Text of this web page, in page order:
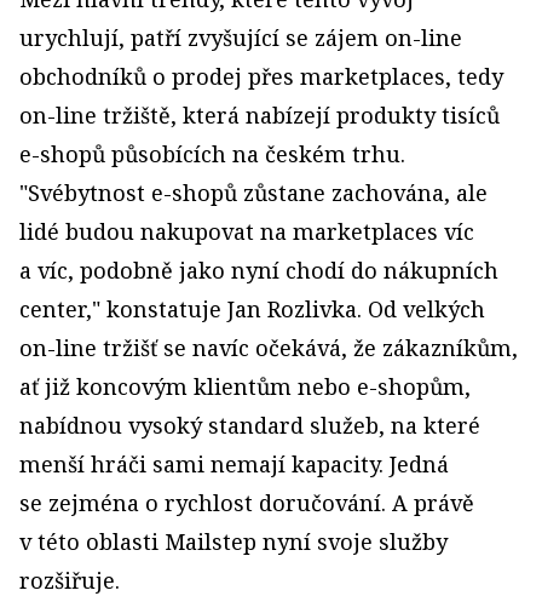
urychlují, patří zvyšující se zájem on-line
obchodníků o prodej přes marketplaces, tedy
on-line tržiště, která nabízejí produkty tisíců
e-shopů působících na českém trhu.
"Svébytnost e-shopů zůstane zachována, ale
lidé budou nakupovat na marketplaces víc
a víc, podobně jako nyní chodí do nákupních
center," konstatuje Jan Rozlivka. Od velkých
on-line tržišť se navíc očekává, že zákazníkům,
ať již koncovým klientům nebo e-shopům,
nabídnou vysoký standard služeb, na které
menší hráči sami nemají kapacity. Jedná
se zejména o rychlost doručování. A právě
v této oblasti Mailstep nyní svoje služby
rozšiřuje.